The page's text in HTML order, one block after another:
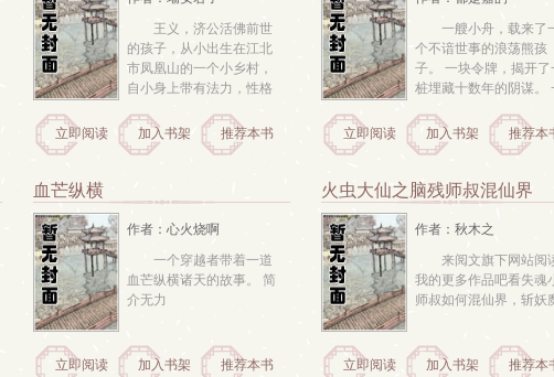
王义，济公活佛前世
的孩子，从小出生在江北
市凤凰山的一个小乡村，
自小身上带有法力，性格
岁被父亲送入深山跟无为
大师修炼武功，三年后再
世外高人。
立即阅读 加入书架 推荐本书
一艘小舟，载来了
个不谙世事的浪荡熊孩
子。 一块令牌，揭开了
桩埋藏十数年的阴谋。
年前的往事。 一位侠女
专治各种闹事的熊孩子。
以刀为生。 某位公主，
想自己掌握人生觅得如
郎君...
立即阅读 加入书架 推荐本
血芒纵横
作者：心火烧啊
一个穿越者带着一道
血芒纵横诸天的故事。 简
介无力
立即阅读 加入书架 推荐本书
火虫大仙之脑残师叔混仙界
作者：秋木之
来阅文旗下网站阅
我的更多作品吧看失魂
师叔如何混仙界，斩妖
立即阅读 加入书架 推荐本